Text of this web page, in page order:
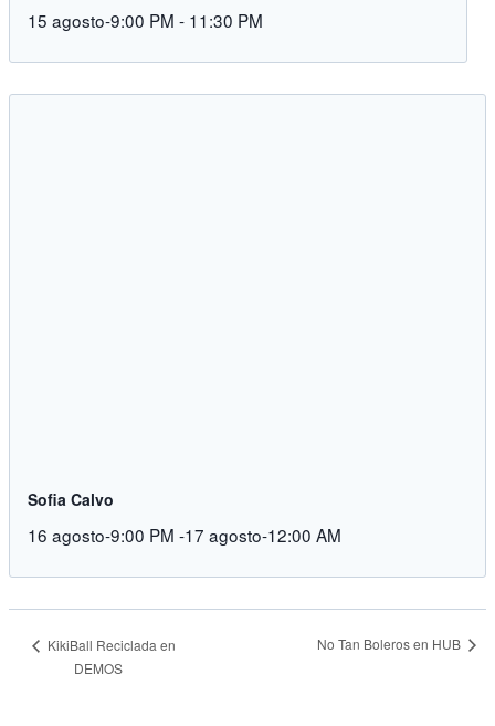
15 agosto-9:00 PM - 11:30 PM
Sofia Calvo
16 agosto-9:00 PM -17 agosto-12:00 AM
KikiBall Reciclada en
DEMOS
No Tan Boleros en HUB